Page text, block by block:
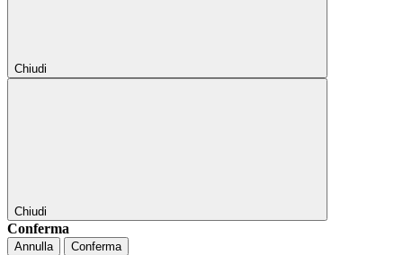
Chiudi
Chiudi
Conferma
Annulla Conferma